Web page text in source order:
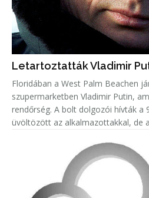
Letartoztatták Vladimir
Floridában a West Palm Beachen
szupermarketben Vladimir Putin,
rendőrség. A bolt dolgozói hívták a
üvöltözött az alkalmazottakkal, de